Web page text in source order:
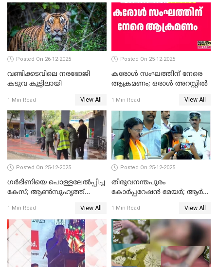
സത്യപ്രതിജ്ഞ ചടങ്ങില്‍
ചട്ടലംഘനമെന്ന് പാർട്ടി
Posted On 26-12-2025
വണ്ടിക്കടവിലെ നരഭോജി
കടുവ കൂട്ടിലായി
1 Min Read View All
Posted On 25-12-2025
കരോള്‍ സംഘത്തിന് നേരെ
ആക്രമണം; ഒരാള്‍ അറസ്റ്റില്‍
1 Min Read View All
Posted On 25-12-2025
ഗര്‍ഭിണിയെ പൊള്ളലേല്‍പ്പിച്ച
കേസ്; ആണ്‍സുഹൃത്ത്
1 Min Read View All
Posted On 25-12-2025
തിരുവനന്തപുരം
കോര്‍പ്പറേഷന്‍ മേയർ; ആര്‍
1 Min Read View All